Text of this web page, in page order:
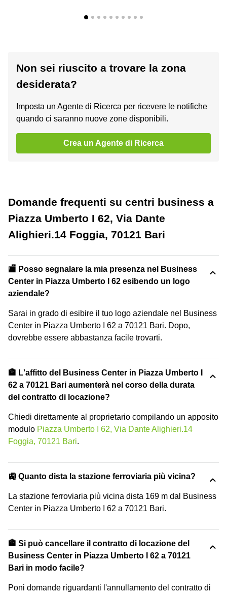
Non sei riuscito a trovare la zona
desiderata?
Imposta un Agente di Ricerca per ricevere le notifiche
quando ci saranno nuove zone disponibili.
Crea un Agente di Ricerca
Domande frequenti su centri business a
Piazza Umberto I 62, Via Dante
Alighieri.14 Foggia, 70121 Bari
🏬 Posso segnalare la mia presenza nel Business
Center in Piazza Umberto I 62 esibendo un logo
aziendale?
Sarai in grado di esibire il tuo logo aziendale nel Business
Center in Piazza Umberto I 62 a 70121 Bari. Dopo,
dovrebbe essere abbastanza facile trovarti.
🏦 L'affitto del Business Center in Piazza Umberto I
62 a 70121 Bari aumenterà nel corso della durata
del contratto di locazione?
Chiedi direttamente al proprietario compilando un apposito
modulo Piazza Umberto I 62, Via Dante Alighieri.14
Foggia, 70121 Bari.
🚉 Quanto dista la stazione ferroviaria più vicina?
La stazione ferroviaria più vicina dista 169 m dal Business
Center in Piazza Umberto I 62 a 70121 Bari.
🏦 Si può cancellare il contratto di locazione del
Business Center in Piazza Umberto I 62 a 70121
Bari in modo facile?
Poni domande riguardanti l'annullamento del contratto di